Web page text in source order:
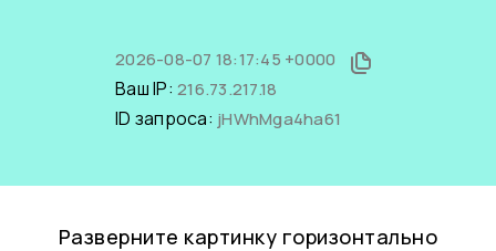
2026-08-07 18:17:45 +0000
Ваш IP: 216.73.217.18
ID запроса: jHWhMga4ha61
Разверните картинку горизонтально